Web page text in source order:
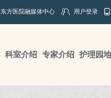
方医院融媒体中心 用户登录
科室介绍 专家介绍 护理园地